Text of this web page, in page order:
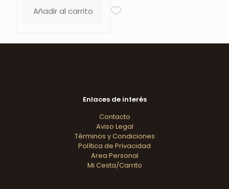
Añadir al carrito
Enlaces de interés
Contacto
Aviso Legal
Términos y Condiciones
Política de Privacidad
Area Personal
Mi Cesta/Carrito